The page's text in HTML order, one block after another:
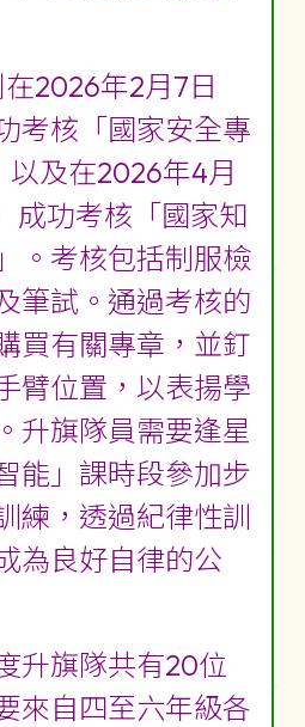
2026年2月7日
考核「國家安全專
以及在2026年4月
成功考核「國家知
。考核包括制服檢
筆試。通過考核的
買有關專章，並釘
臂位置，以表揚學
升旗隊員需要逢星
能」課時段參加步
練，透過紀律性訓
為良好自律的公
升旗隊共有20位
來自四至六年級各